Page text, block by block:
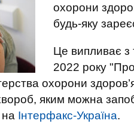
охорони
будь-яку
Це випливає з
2022 року
охорони
яким можна
Інтерфакс-Україна.